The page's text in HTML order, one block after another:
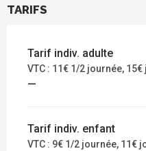
TARIFS
Tarif indiv. adulte
VTC : 11€ 1/2 journée,
—
Tarif indiv. enfant
VTC : 9€ 1/2 journée, 11€